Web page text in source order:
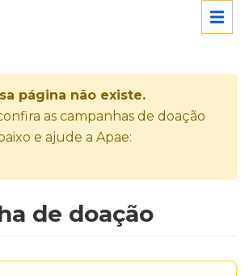
página não existe.
as campanhas de doação
e ajude a Apae:
de doação